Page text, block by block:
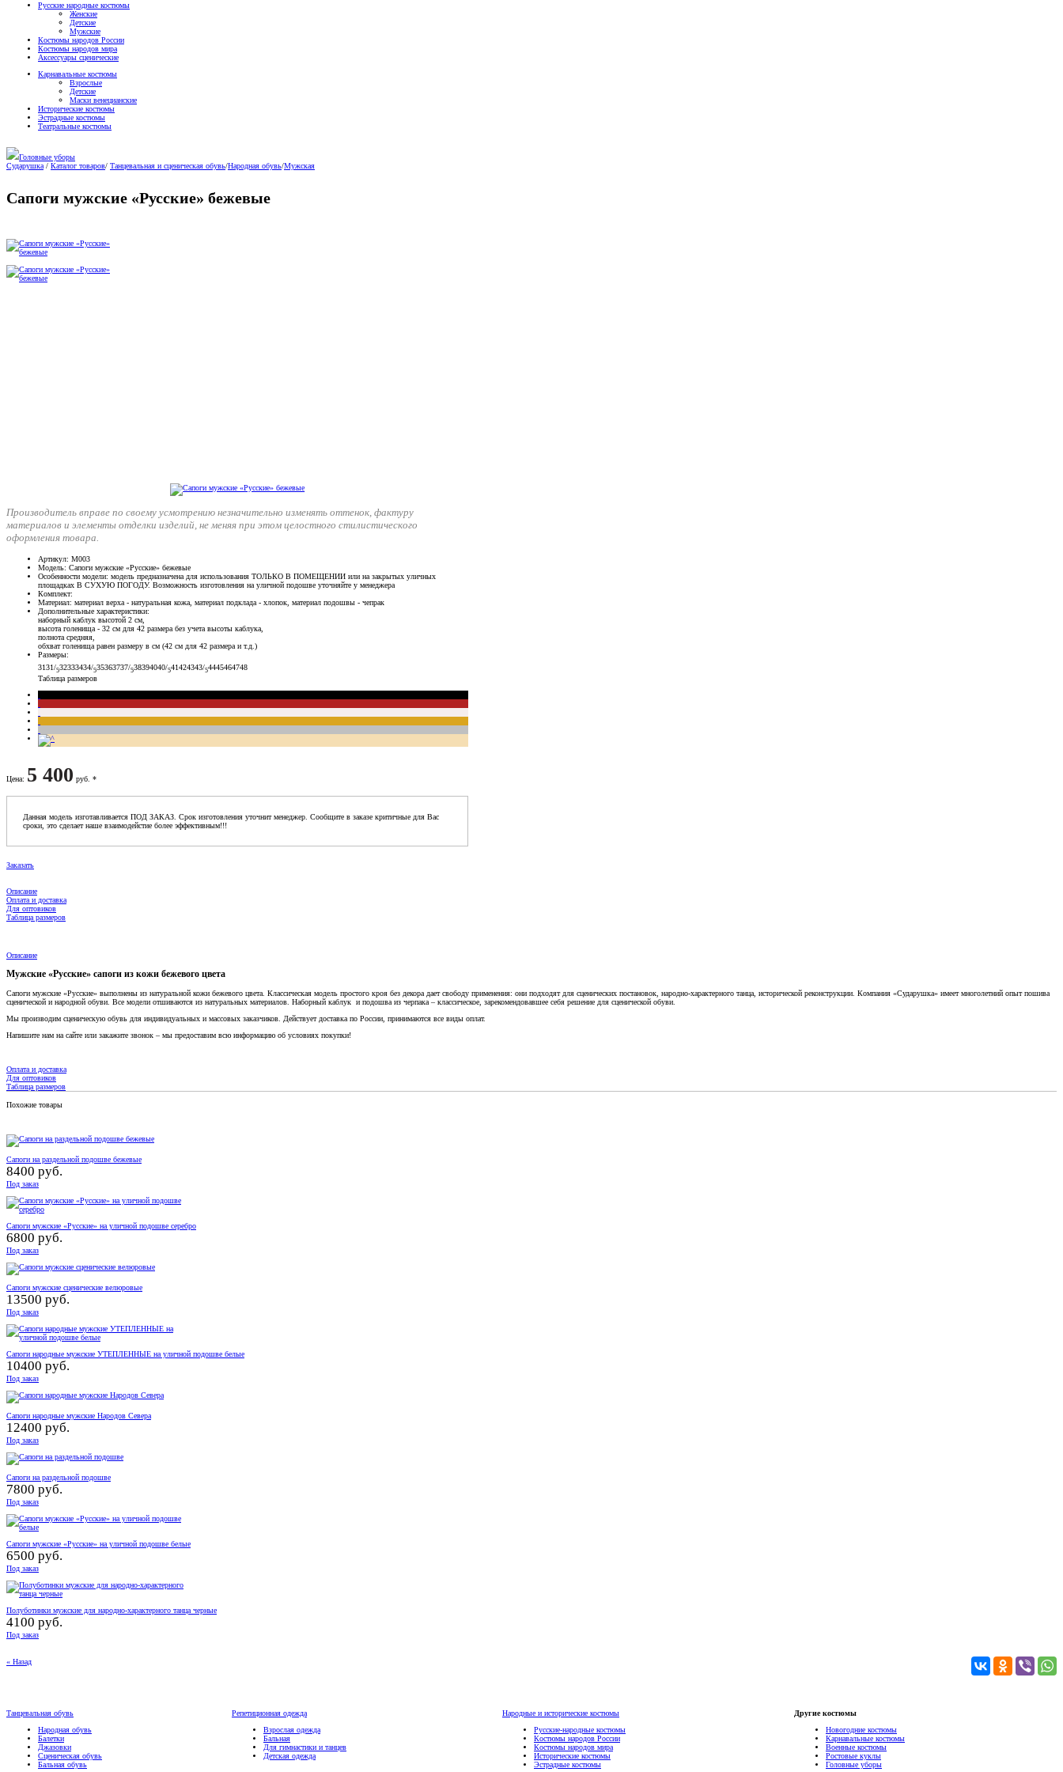
Русские народные костюмы
Женские
Детские
Мужские
Костюмы народов России
Костюмы народов мира
Аксессуары сценические
Карнавальные костюмы
Взрослые
Детские
Маски венецианские
Исторические костюмы
Эстрадные костюмы
Театральные костюмы
Головные уборы
Сударушка / Каталог товаров/ Танцевальная и сценическая обувь/Народная обувь/Мужская
Сапоги мужские «Русские» бежевые
Производитель вправе по своему усмотрению незначительно изменять оттенок, фактуру
материалов и элементы отделки изделий, не меняя при этом целостного стилистического
оформления товара.
Артикул: М003
Модель: Сапоги мужские «Русские» бежевые
Особенности модели: модель предназначена для использования ТОЛЬКО В ПОМЕЩЕНИИ или на закрытых уличных
площадках В СУХУЮ ПОГОДУ. Возможность изготовления на уличной подошве уточняйте у менеджера
Комплект:
Материал: материал верха - натуральная кожа, материал подклада - хлопок, материал подошвы - чепрак
Дополнительные характеристики:
наборный каблук высотой 2 см,
высота голенища - 32 см для 42 размера без учета высоты каблука,
полнота средняя,
обхват голенища равен размеру в см (42 см для 42 размера и т.д.)
Размеры:
3131/532333434/535363737/538394040/541424343/54445464748
Таблица размеров
Цена: 5 400 руб. *
Данная модель изготавливается ПОД ЗАКАЗ. Срок изготовления уточнит менеджер. Сообщите в заказе критичные для Вас
сроки, это сделает наше взаимодейстие более эффективным!!!
Заказать
Описание
Оплата и доставка
Для оптовиков
Таблица размеров
Описание
Мужские «Русские» сапоги из кожи бежевого цвета
Сапоги мужские «Русские» выполнены из натуральной кожи бежевого цвета. Классическая модель простого кроя без декора дает свободу применения: они подходят для сценических постановок, народно-характерного танца, исторической реконструкции. Компания «Сударушка» имеет многолетний опыт пошива
сценической и народной обуви. Все модели отшиваются из натуральных материалов. Наборный каблук и подошва из черпака – классическое, зарекомендовавшее себя решение для сценической обуви.
Мы производим сценическую обувь для индивидуальных и массовых заказчиков. Действует доставка по России, принимаются все виды оплат.
Напишите нам на сайте или закажите звонок – мы предоставим всю информацию об условиях покупки!
Оплата и доставка
Для оптовиков
Таблица размеров
Похожие товары
Сапоги на раздельной подошве бежевые
8400 руб.
Под заказ
Сапоги мужские «Русские» на уличной подошве серебро
6800 руб.
Под заказ
Сапоги мужские сценические велюровые
13500 руб.
Под заказ
Сапоги народные мужские УТЕПЛЕННЫЕ на уличной подошве белые
10400 руб.
Под заказ
Сапоги народные мужские Народов Севера
12400 руб.
Под заказ
Сапоги на раздельной подошве
7800 руб.
Под заказ
Сапоги мужские «Русские» на уличной подошве белые
6500 руб.
Под заказ
Полуботинки мужские для народно-характерного танца черные
4100 руб.
Под заказ
« Назад
Танцевальная обувь
Народная обувь
Балетки
Джазовки
Сценическая обувь
Бальная обувь
Репетиционная одежда
Взрослая одежда
Бальная
Для гимнастики и танцев
Детская одежда
Народные и исторические костюмы
Русские-народные костюмы
Костюмы народов России
Костюмы народов мира
Исторические костюмы
Эстрадные костюмы
Другие костюмы
Новогодние костюмы
Карнавальные костюмы
Военные костюмы
Ростовые куклы
Головные уборы